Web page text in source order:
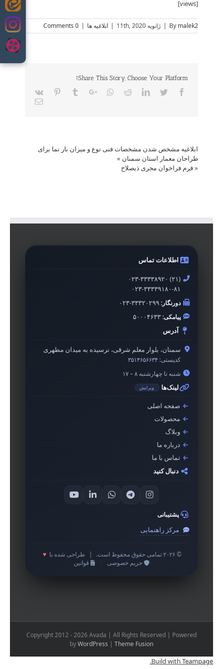
to
content
[views]
By malek2
| ژانویه 11th, 2020 | ابلاغیه ها |
0 Comments
Share This Story, Choose Your Platform!
Facebook
Twitter
LinkedIn
Reddit
Whatsapp
Google+
Tumblr
Pinterest
Vk
Email
ابلاغیه مشخص شدن مشخصات فنی نوع و میزان بار نما برای
طراحان معمار استان سمنان »
«فرم فراخوان مجری ذیصلاح
اطلاعات تماس
۰۲۳-۳۳۳۳۸۹۲۰ (۲۱)
۰۲۳-۳۳۳۳۹۱۸۰-۸۱
دورنگار:۰۲۳-۳۳۳۲۰۲۹۹
پیامکی:۵۰۰۰۴۶۳۳
آدرس
سمنان، بلوار معلم شرقی، نرسیده به میدان مطهری
کدپستی: ۳۵۱۴۶۵۶۶۳۴
شنبه تا چهارشنبه ۸ – ۱۷
لینک‌ها ویرایش
صفحه اصلی
محصولات
وبلاگ
درباره ما
تماس با ما
دنبال کنید
پشتیبانی
مرکز راهنمایی
© ۲۰۲۶ تمامی حقوق محفوظ است. طراحی شده با ♥
حریم خصوصی
قوانین
Copyright 2012 - 2026 Avada | All Rights Reserved | Powered
byWordPress | Theme Fusion
Build with Teampage
.